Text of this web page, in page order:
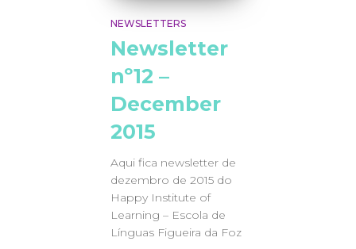
NEWSLETTERS
Newsletter
nº12 –
December
2015
Aqui fica newsletter de
dezembro de 2015 do
Happy Institute of
Learning – Escola de
Línguas Figueira da Foz